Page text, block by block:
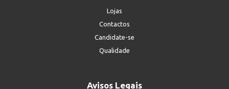
Lojas
Contactos
Candidate-se
Qualidade
Avisos Legais